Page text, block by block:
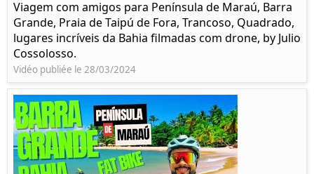
Viagem com amigos para Península de Maraú, Barra
Grande, Praia de Taipú de Fora, Trancoso, Quadrado,
lugares incríveis da Bahia filmadas com drone, by Julio
Cossolosso.
Vidéo publiée le 28/03/2024